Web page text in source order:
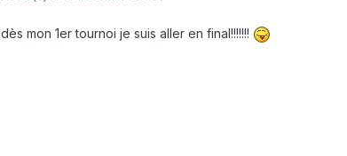
dès mon 1er tournoi je suis aller en final!!!!!!!